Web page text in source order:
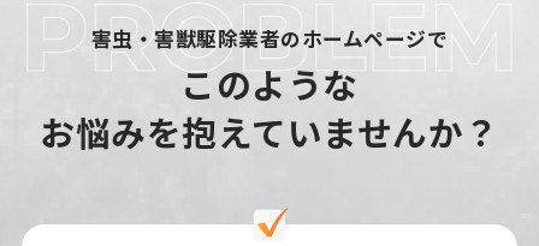
害虫・害獣駆除業者のホームページで
このような
お悩みを抱えていませんか？